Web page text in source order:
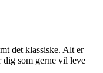
det klassiske. Alt er
som gerne vil leve